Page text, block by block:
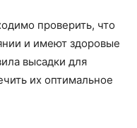
проверить, что
и имеют здоровые
высадки для
их оптимальное